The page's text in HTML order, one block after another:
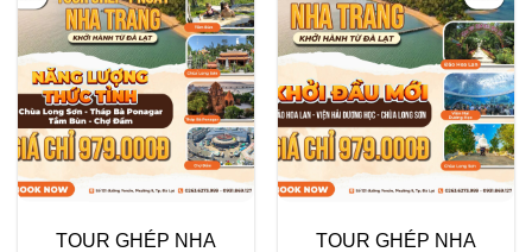
TOUR GHÉP NHA
TOUR GHÉP NHA